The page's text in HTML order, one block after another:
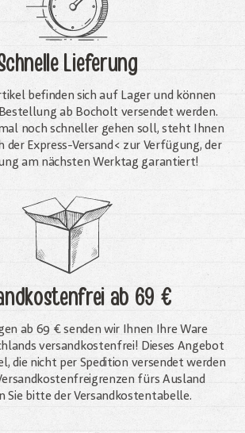
Lieferung
befinden sich auf Lager und können
ab Bocholt versendet werden.
noch schneller gehen soll, steht Ihnen
der Express-Versand< zur Verfügung, der
am nächsten Werktag garantiert!
ab 69 €
ab 69 € senden wir Ihnen Ihre Ware
versandkostenfrei! Dieses Angebot
die nicht per Spedition versendet werden
fürs Ausland
Sie bitte der Versandkostentabelle.